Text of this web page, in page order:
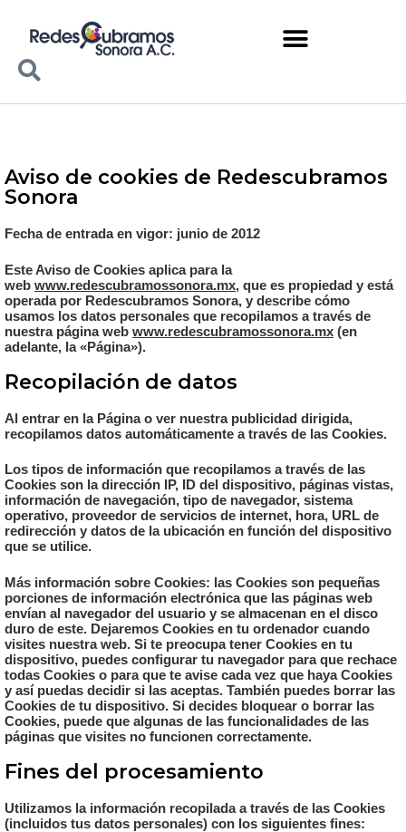
Aviso de cookies de Redescubramos
Sonora
Fecha de entrada en vigor: junio de 2012
Este Aviso de Cookies aplica para la
web www.redescubramossonora.mx, que es propiedad y está
operada por Redescubramos Sonora, y describe cómo
usamos los datos personales que recopilamos a través de
nuestra página web www.redescubramossonora.mx (en
adelante, la «Página»).
Recopilación de datos
Al entrar en la Página o ver nuestra publicidad dirigida,
recopilamos datos automáticamente a través de las Cookies.
Los tipos de información que recopilamos a través de las
Cookies son la dirección IP, ID del dispositivo, páginas vistas,
información de navegación, tipo de navegador, sistema
operativo, proveedor de servicios de internet, hora, URL de
redirección y datos de la ubicación en función del dispositivo
que se utilice.
Más información sobre Cookies: las Cookies son pequeñas
porciones de información electrónica que las páginas web
envían al navegador del usuario y se almacenan en el disco
duro de este. Dejaremos Cookies en tu ordenador cuando
visites nuestra web. Si te preocupa tener Cookies en tu
dispositivo, puedes configurar tu navegador para que rechace
todas Cookies o para que te avise cada vez que haya Cookies
y así puedas decidir si las aceptas. También puedes borrar las
Cookies de tu dispositivo. Si decides bloquear o borrar las
Cookies, puede que algunas de las funcionalidades de las
páginas que visites no funcionen correctamente.
Fines del procesamiento
Utilizamos la información recopilada a través de las Cookies
(incluidos tus datos personales) con los siguientes fines: